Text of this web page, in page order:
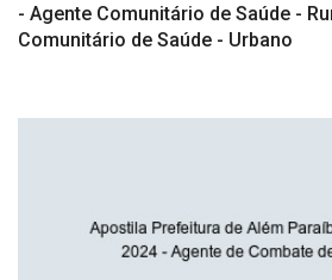
- Agente Comunitário de Saúde -
Comunitário de Saúde - Urbano